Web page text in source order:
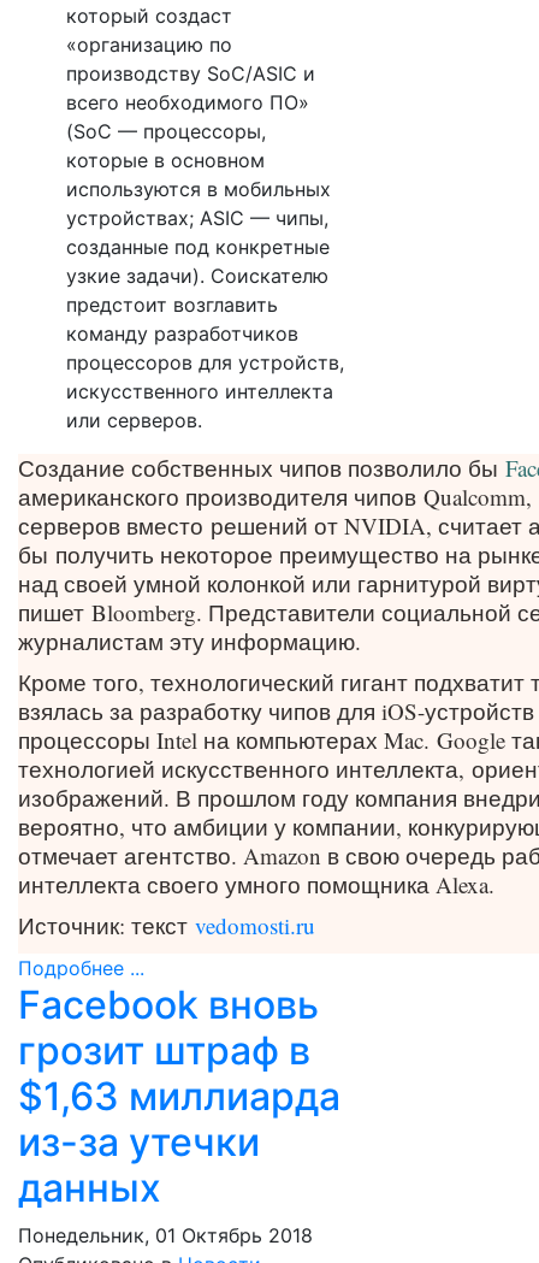
который создаст
«организацию по
производству SoC/ASIC и
всего необходимого ПО»
(SoC — процессоры,
которые в основном
используются в мобильных
устройствах; ASIC — чипы,
созданные под конкретные
узкие задачи). Соискателю
предстоит возглавить
команду разработчиков
процессоров для устройств,
искусственного интеллекта
или серверов.
Создание собственных чипов позволило бы
американского производителя чипов Qualcomm,
серверов вместо решений от NVIDIA, считает
бы получить некоторое преимущество на
над своей умной колонкой или гарнитурой
пишет Bloomberg. Представители социальной
журналистам эту информацию.
Кроме того, технологический гигант
взялась за разработку чипов для iOS-
процессоры Intel на компьютерах Mac. Google
технологией искусственного интеллекта,
изображений. В прошлом году компания
вероятно, что амбиции у компании,
отмечает агентство. Amazon в свою очередь
интеллекта своего умного помощника Alexa.
Источник: текст vedomosti.ru
Подробнее ...
Facebook вновь
грозит штраф в
$1,63 миллиарда
из-за утечки
данных
Понедельник, 01 Октябрь 2018